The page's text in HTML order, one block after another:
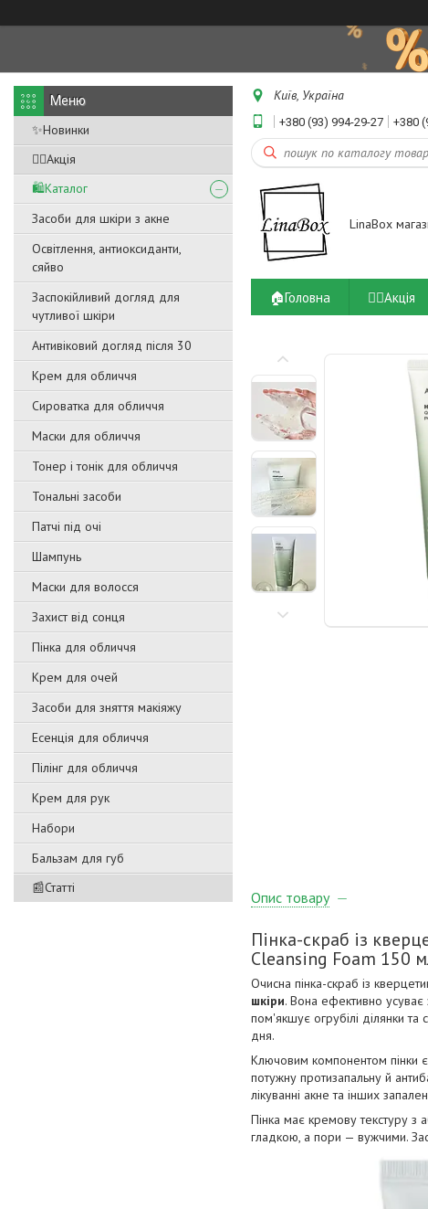
✨Новинки
❤️‍🔥Акція
🛍️Каталог
Засоби для шкіри з акне
Освітлення, антиоксиданти,
сяйво
Заспокійливий догляд для
чутливої ​​шкіри
Антивіковий догляд після 30
Крем для обличчя
Сироватка для обличчя
Маски для обличчя
Тонер і тонік для обличчя
Тональні засоби
Патчі під очі
Шампунь
Маски для волосся
Захист від сонця
Пінка для обличчя
Крем для очей
Засоби для зняття макіяжу
Есенція для обличчя
Пілінг для обличчя
Крем для рук
Набори
Бальзам для губ
📰Статті
Київ, Україна
+380 (93) 994-29-27 +380
LinaBox
🏠Головна ❤️‍🔥Акція
Опис товару
Пінка-скраб із
Cleansing Foam 150
Очисна пінка-скраб із
шкіри. Вона ефективно
пом'якшує огрубілі ділянки
дня.
Ключовим компонентом пінки є
потужну протизапальну й
лікуванні акне та інших
Пінка має кремову текстуру з
гладкою, а пори — вужчими.